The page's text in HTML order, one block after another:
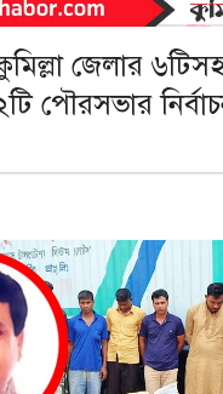
জেলার
পৌরসভার